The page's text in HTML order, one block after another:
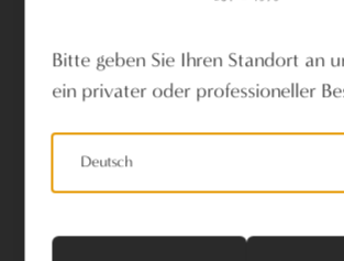
Bitte geben Sie Ihren Standort an
ein privater oder professioneller
Deutsch